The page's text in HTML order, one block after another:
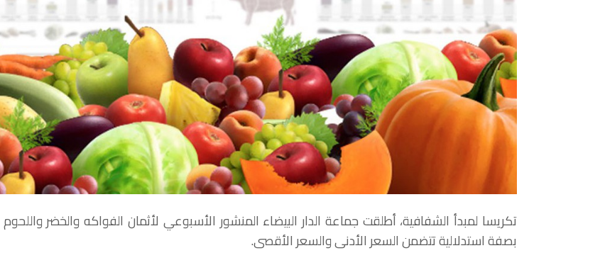
تكريسا لمبدأ الشفافية، أطلقت جماعة الدار البيضاء المنشور الأسبوعي لأثمان الفواكه والخضر
بصفة استدلالية تتضمن السعر الأدنى والسعر الأقصى.